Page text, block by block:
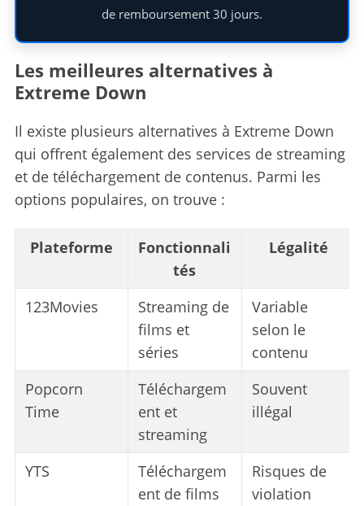
de remboursement 30 jours.
Les meilleures alternatives à
Extreme Down
Il existe plusieurs alternatives à Extreme Down
qui offrent également des services de streaming
et de téléchargement de contenus. Parmi les
options populaires, on trouve :
Plateforme
Fonctionnali
tés
Légalité
123Movies
Streaming de
films et
séries
Variable
selon le
contenu
Popcorn
Time
Téléchargem
ent et
streaming
Souvent
illégal
YTS
Téléchargem
ent de films
Risques de
violation
S
e